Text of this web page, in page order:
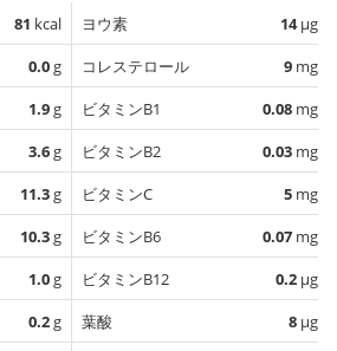
81 kcal
0.0g
1.9g
3.6g
11.3g
10.3g
1.0g
0.2g
ヨウ素 14µg
コレステロール
9 mg
ビタミンB1
0.08 mg
ビタミンB2
0.03 mg
ビタミンC
5 mg
ビタミンB6
0.07 mg
ビタミンB12
0.2 µg
葉酸
8 µg